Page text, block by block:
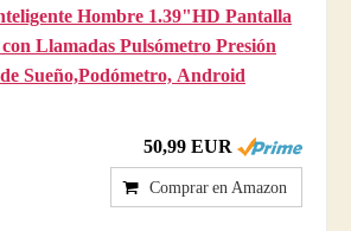
Hombre 1.39"HD Pantalla
Llamadas Pulsómetro Presión
Sueño,Podómetro, Android
50,99 EUR
Comprar en Amazon